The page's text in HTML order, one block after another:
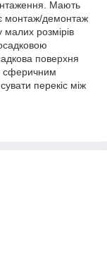
Мають
монтаж/демонтаж
малих розмірів
поверхня
сферичним
перекіс між